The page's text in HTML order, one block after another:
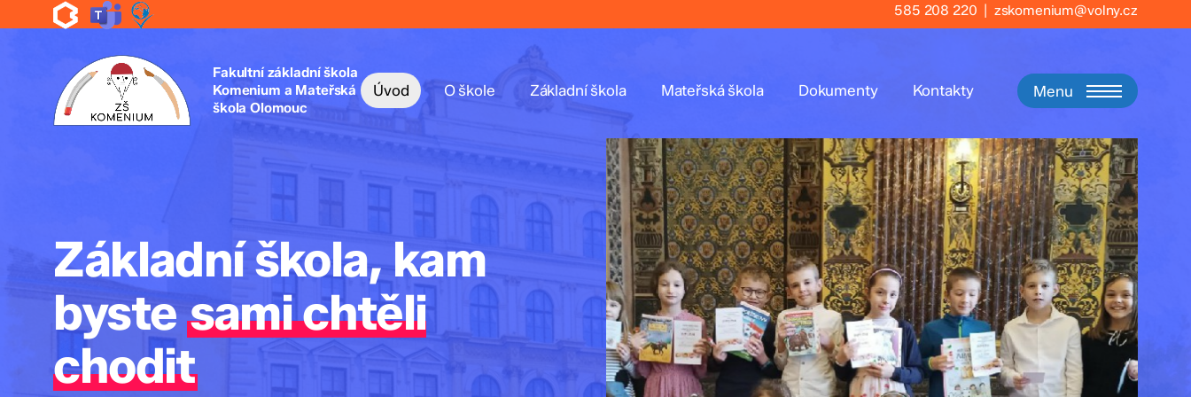
to
585 208 220 | zskomenium@volny.cz
Fakultní základní škola
Komenium a Mateřská
škola Olomouc
Úvod O škole Základní škola Mateřská škola Dokumenty Kontakty Menu
Základní škola, kam
bystesami chtěli
chodit